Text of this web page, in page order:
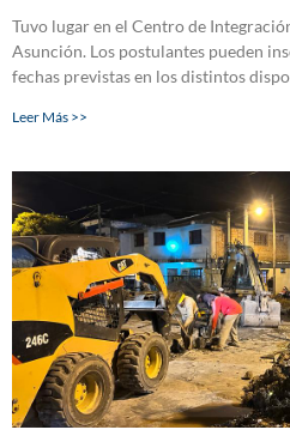
Tuvo lugar en el Centro de
Asunción. Los postulantes pueden
fechas previstas en los distintos
Leer Más >>